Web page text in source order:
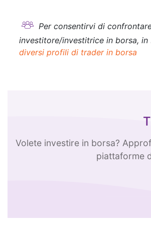
Per consentirvi di
investitore/investitrice in borsa,
diversi profili di trader in borsa
Volete investire in borsa?
piattaforme